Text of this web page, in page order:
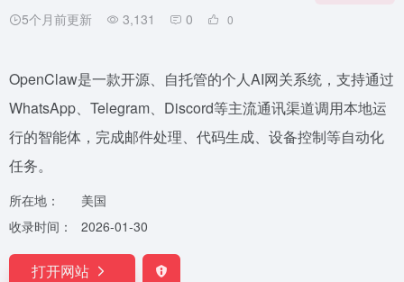
5个月前更新 3,131 0 0
OpenClaw是一款开源、自托管的个人AI网关系统，支持通过
WhatsApp、Telegram、Discord等主流通讯渠道调用本地运
行的智能体，完成邮件处理、代码生成、设备控制等自动化
任务。
所在地：
美国
收录时间：
2026-01-30
打开网站